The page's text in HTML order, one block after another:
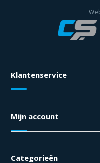
Klantenservice
Mijn account
Categorieën